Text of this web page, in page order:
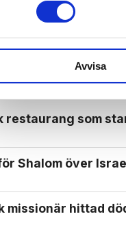
Avvisa
EVANGELIUM
restaurang som
Shalom över
missionär hittad